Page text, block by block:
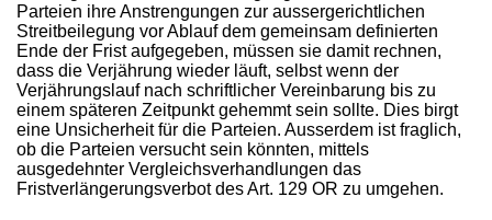
Parteien ihre Anstrengungen zur aussergerichtlichen
Streitbeilegung vor Ablauf dem gemeinsam definierten
Ende der Frist aufgegeben, müssen sie damit rechnen,
dass die Verjährung wieder läuft, selbst wenn der
Verjährungslauf nach schriftlicher Vereinbarung bis zu
einem späteren Zeitpunkt gehemmt sein sollte. Dies birgt
eine Unsicherheit für die Parteien. Ausserdem ist fraglich,
ob die Parteien versucht sein könnten, mittels
ausgedehnter Vergleichsverhandlungen das
Fristverlängerungsverbot des Art. 129 OR zu umgehen.